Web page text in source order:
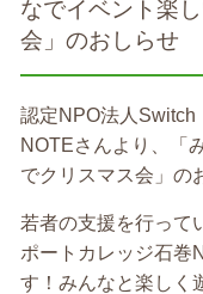
なでイベント楽
会」のおしらせ
認定NPO法人Switch
NOTEさんより、「
でクリスマス会」
若者の支援を行って
ポートカレッジ石巻
す！みんなと楽しく